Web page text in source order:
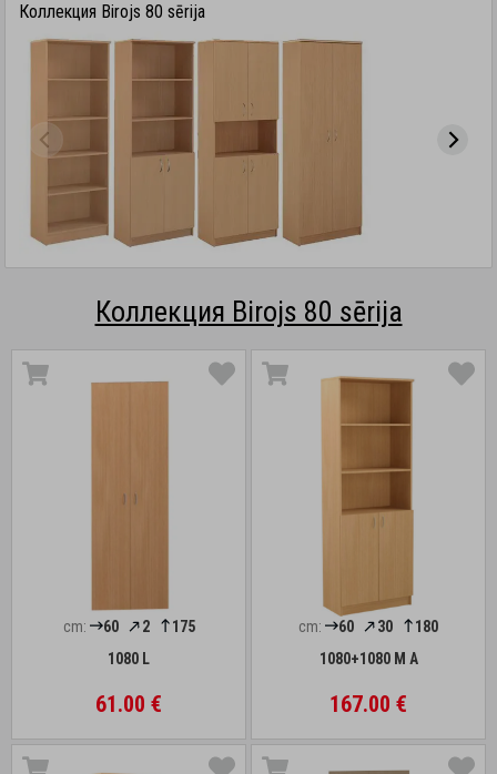
Коллекция Birojs 80 sērija
Коллекция Birojs 80 sērija
cm: 60 2
175
1080 L
61.00 €
cm: 60 30
180
1080+1080 M A
167.00 €